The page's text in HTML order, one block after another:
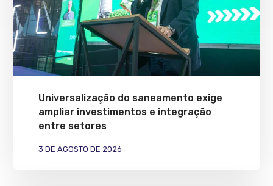
Universalização do saneamento exige
ampliar investimentos e integração
entre setores
3 DE AGOSTO DE 2026